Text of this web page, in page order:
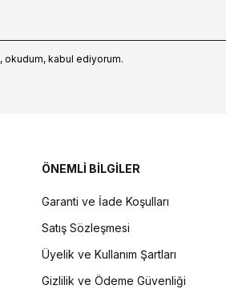
, okudum, kabul ediyorum.
ÖNEMLİ BİLGİLER
Garanti ve İade Koşulları
Satış Sözleşmesi
Üyelik ve Kullanım Şartları
Gizlilik ve Ödeme Güvenliği